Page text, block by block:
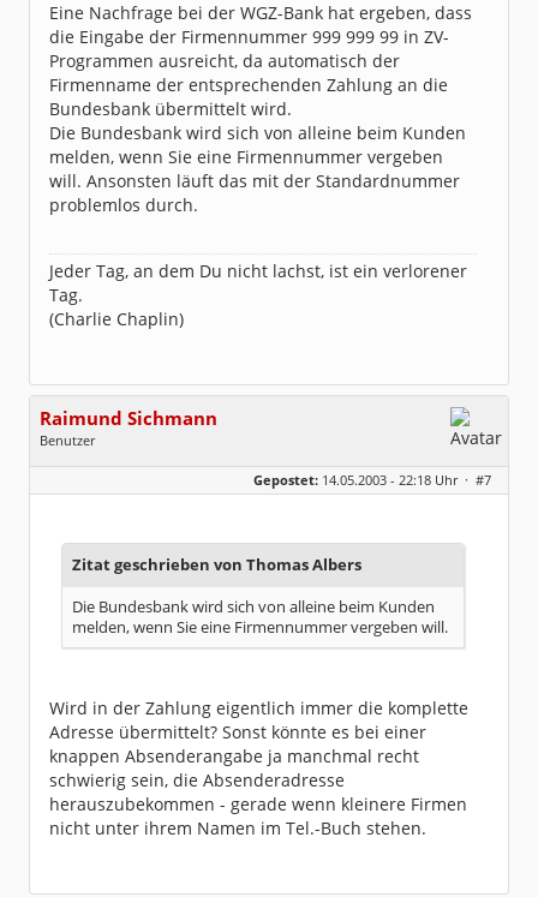
Eine Nachfrage bei der WGZ-Bank hat ergeben, dass
die Eingabe der Firmennummer 999 999 99 in ZV-
Programmen ausreicht, da automatisch der
Firmenname der entsprechenden Zahlung an die
Bundesbank übermittelt wird.
Die Bundesbank wird sich von alleine beim Kunden
melden, wenn Sie eine Firmennummer vergeben
will. Ansonsten läuft das mit der Standardnummer
problemlos durch.
Jeder Tag, an dem Du nicht lachst, ist ein verlorener
Tag.
(Charlie Chaplin)
Raimund Sichmann
Benutzer
Geschlecht:
keine Angabe
Dabei seit:
08 / 2002
Gepostet: 14.05.2003 - 22:18 Uhr · #7
Zitat geschrieben von Thomas Albers
Die Bundesbank wird sich von alleine beim Kunden
melden, wenn Sie eine Firmennummer vergeben will.
Wird in der Zahlung eigentlich immer die komplette
Adresse übermittelt? Sonst könnte es bei einer
knappen Absenderangabe ja manchmal recht
schwierig sein, die Absenderadresse
herauszubekommen - gerade wenn kleinere Firmen
nicht unter ihrem Namen im Tel.-Buch stehen.